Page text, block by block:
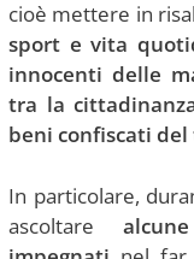
cioè mettere in
sport e vita
innocenti delle
tra la
beni confiscati
In particolare,
ascoltare